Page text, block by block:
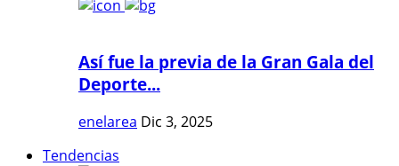
Así fue la previa de la Gran Gala del
Deporte...
enelarea Dic 3, 2025
Tendencias